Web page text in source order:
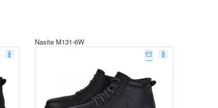
Nasite M131-6W